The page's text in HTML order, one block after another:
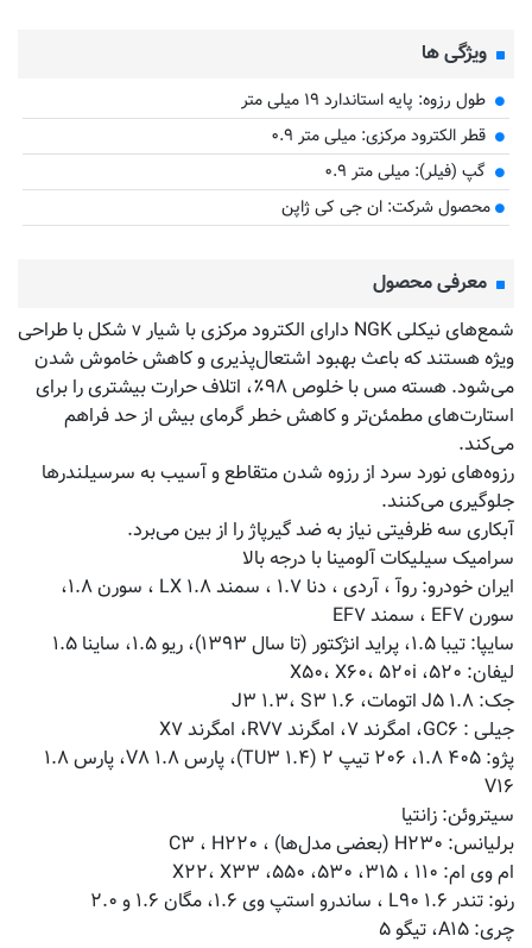
ویژگی ها
طول رزوه: پایه استاندارد ۱۹ میلی متر
قطر الکترود مرکزی: میلی متر ۰.۹
گپ (فیلر): میلی متر ۰.۹
محصول شرکت: ان جی کی ژاپن
معرفی محصول
شمع‌های نیکلی NGK دارای الکترود مرکزی با شیار v شکل با طراحی
ویژه هستند که باعث بهبود اشتعال‌پذیری و کاهش خاموش شدن
می‌شود. هسته مس با خلوص ۹۸٪، اتلاف حرارت بیشتری را برای
استارت‌های مطمئن‌تر و کاهش خطر گرمای بیش از حد فراهم
می‌کند.
رزوه‌های نورد سرد از رزوه شدن متقاطع و آسیب به سرسیلندرها
جلوگیری می‌کنند.
آبکاری سه ظرفیتی نیاز به ضد گیرپاژ را از بین می‌برد.
سرامیک سیلیکات آلومینا با درجه بالا
ایران خودرو: روآ ، آردی ، دنا ۱.۷ ، سمند LX ۱.۸ ، سورن ۱.۸،
سورن EF۷ ، سمند EF۷
سایپا: تیبا ۱.۵، پراید انژکتور (تا سال ۱۳۹۳)، ریو ۱.۵، ساینا ۱.۵
لیفان: ۵۲۰، X۵۰، X۶۰، ۵۲۰i
جک: J۵ ۱.۸ اتومات، J۳ ۱.۳، S۳ ۱.۶
جیلی : GC۶، امگرند ۷، امگرند RV۷، امگرند X۷
پژو: ۴۰۵ ۱.۸، ۲۰۶ تیپ ۲ (TU۳ ۱.۴)، پارس V۸ ۱.۸، پارس ۱.۸
V۱۶
سیتروئن: زانتیا
برلیانس: H۲۳۰ (بعضی مدل‌ها) ، C۳ ، H۲۲۰
ام وی ام: ۱۱۰ ، ۳۱۵، ۵۳۰، ۵۵۰، X۲۲، X۳۳
رنو: تندر L۹۰ ۱.۶ ، ساندرو استپ وی ۱.۶، مگان ۱.۶ و ۲.۰
چری: A۱۵، تیگو ۵